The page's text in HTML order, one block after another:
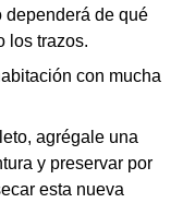
dependerá de qué
los trazos.
con mucha
agrégale una
y preservar por
esta nueva